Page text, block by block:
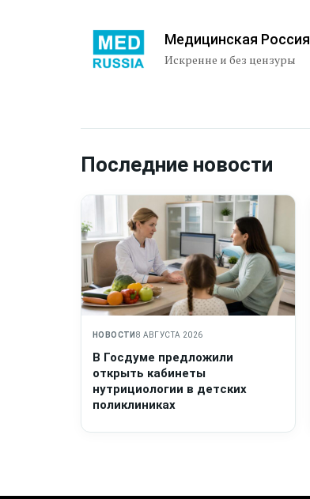
Медицинская Россия
Искренне и без цензуры
Последние новости
НОВОСТИ 8 АВГУСТА 2026
В Госдуме предложили
открыть кабинеты
нутрициологии в детских
поликлиниках